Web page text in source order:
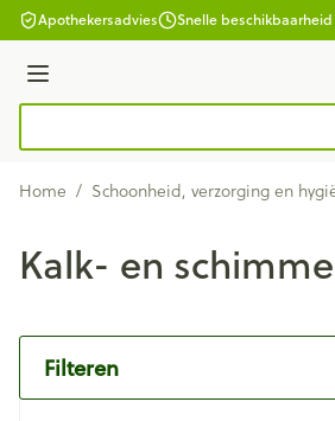
Ga naar de inhoud
Apothekersadvies Snelle beschikbaarheid
Menu
Home / Schoonheid, verzorging en
Kalk- en
Filteren